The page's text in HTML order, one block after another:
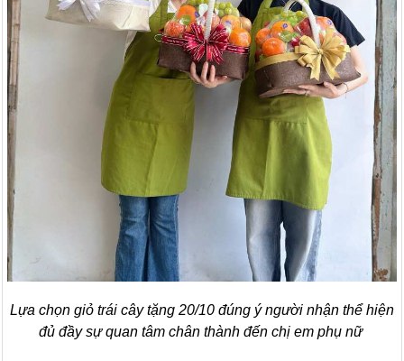
Lựa chọn giỏ trái cây tặng 20/10 đúng ý người nhận thể hiện
đủ đầy sự quan tâm chân thành đến chị em phụ nữ